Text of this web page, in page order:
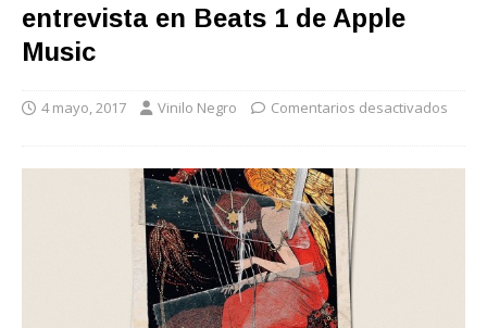
entrevista en Beats 1 de Apple
Music
4 mayo, 2017 Vinilo Negro Comentarios desactivados